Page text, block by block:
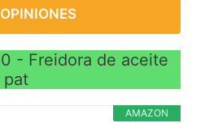
- Freidora de aceite
pat
AMAZON